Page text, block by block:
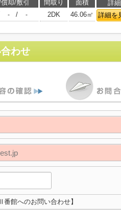
却/敷引 間取り 面積 詳細
- / - 2DK 46.06㎡ 詳細を
わせ
館へのお問い合わせ】